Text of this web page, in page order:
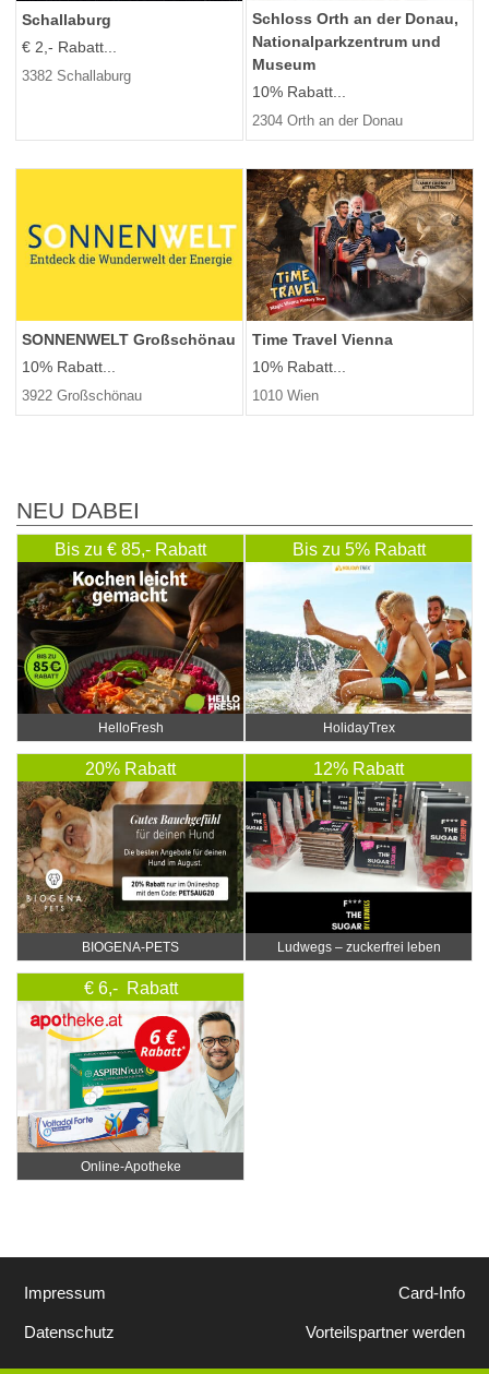
Schallaburg
€ 2,- Rabatt...
3382 Schallaburg
Schloss Orth an der Donau,
Nationalparkzentrum und
Museum
10% Rabatt...
2304 Orth an der Donau
SONNENWELT Großschönau
10% Rabatt...
3922 Großschönau
Time Travel Vienna
10% Rabatt...
1010 Wien
NEU DABEI
Bis zu € 85,- Rabatt
HelloFresh
Bis zu 5% Rabatt
HolidayTrex
20% Rabatt
BIOGENA-PETS
12% Rabatt
Ludwegs – zuckerfrei leben
€ 6,- Rabatt
Online‑Apotheke
Impressum
Datenschutz
Card-Info
Vorteilspartner werden